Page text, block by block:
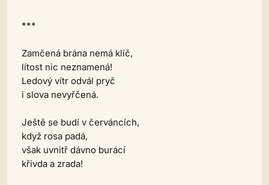
***
Zamčená brána nemá klíč,
lítost nic neznamená!
Ledový vítr odvál pryč
i slova nevyřčená.
Ještě se budí v červáncích,
když rosa padá,
však uvnitř dávno burácí
křivda a zrada!